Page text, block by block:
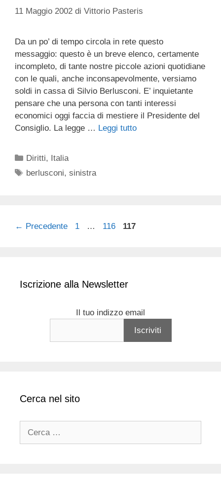
11 Maggio 2002 di Vittorio Pasteris
Da un po’ di tempo circola in rete questo
messaggio: questo è un breve elenco, certamente
incompleto, di tante nostre piccole azioni quotidiane
con le quali, anche inconsapevolmente, versiamo
soldi in cassa di Silvio Berlusconi. E’ inquietante
pensare che una persona con tanti interessi
economici oggi faccia di mestiere il Presidente del
Consiglio. La legge … Leggi tutto
Categorie
Diritti, Italia
Tag
berlusconi,sinistra
← Precedente Pagina
1 … Pagina
116 Pagina
117
Iscrizione alla Newsletter
Il tuo indizzo email
Cerca nel sito